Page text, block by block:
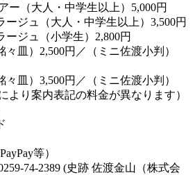
ー（大人・中学生以上）5,000円
ージュ（大人・中学生以上）3,500円
ージュ（小学生）2,800円
皿）2,500円／（ミニ佐渡小判）
皿）3,500円／（ミニ佐渡小判）
より案内表記の料金が異なります）
等）
74-2389 (史跡 佐渡金山（株式会